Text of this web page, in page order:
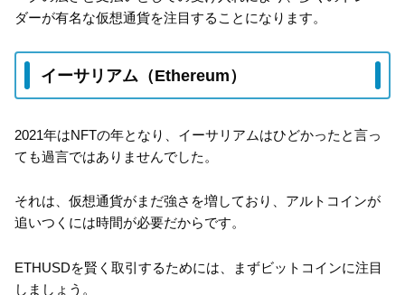
ダーが有名な仮想通貨を注目することになります。
イーサリアム（Ethereum）
2021年はNFTの年となり、イーサリアムはひどかったと言っ
ても過言ではありませんでした。
それは、仮想通貨がまだ強さを増しており、アルトコインが
追いつくには時間が必要だからです。
ETHUSDを賢く取引するためには、まずビットコインに注目
しましょう。